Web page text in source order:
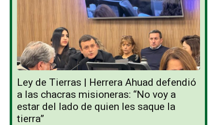
Ley de Tierras | Herrera Ahuad defendió
a las chacras misioneras: “No voy a
estar del lado de quien les saque la
tierra”